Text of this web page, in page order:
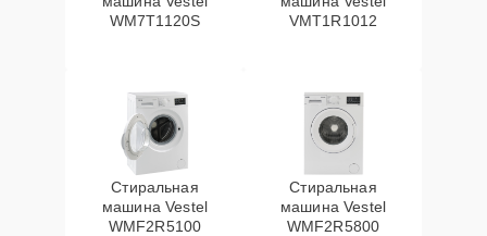
WM7T1120S
VMT1R1012
Стиральная
машина Vestel
WMF2R5100
Стиральная
машина Vestel
WMF2R5800